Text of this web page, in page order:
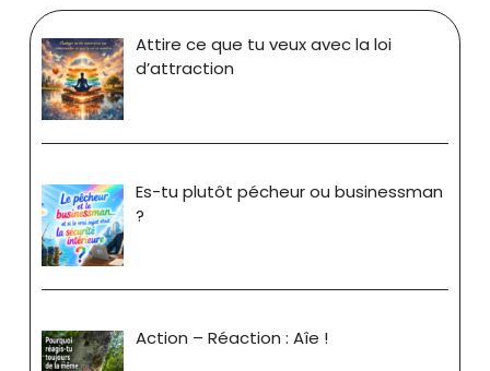
Attire ce que tu veux avec la loi
d’attraction
Es-tu plutôt pécheur ou businessman
?
Action – Réaction : Aîe !